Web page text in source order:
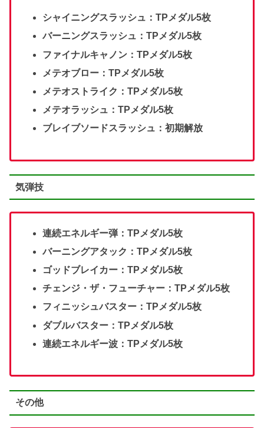
シャイニングスラッシュ：TPメダル5枚
バーニングスラッシュ：TPメダル5枚
ファイナルキャノン：TPメダル5枚
メテオブロー：TPメダル5枚
メテオストライク：TPメダル5枚
メテオラッシュ：TPメダル5枚
ブレイブソードスラッシュ：初期解放
気弾技
連続エネルギー弾：TPメダル5枚
バーニングアタック：TPメダル5枚
ゴッドブレイカー：TPメダル5枚
チェンジ・ザ・フューチャー：TPメダル5枚
フィニッシュバスター：TPメダル5枚
ダブルバスター：TPメダル5枚
連続エネルギー波：TPメダル5枚
その他